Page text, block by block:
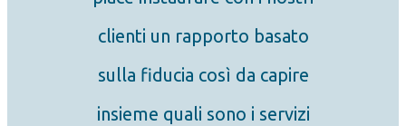
clienti un rapporto basato
sulla fiducia così da capire
insieme quali sono i servizi